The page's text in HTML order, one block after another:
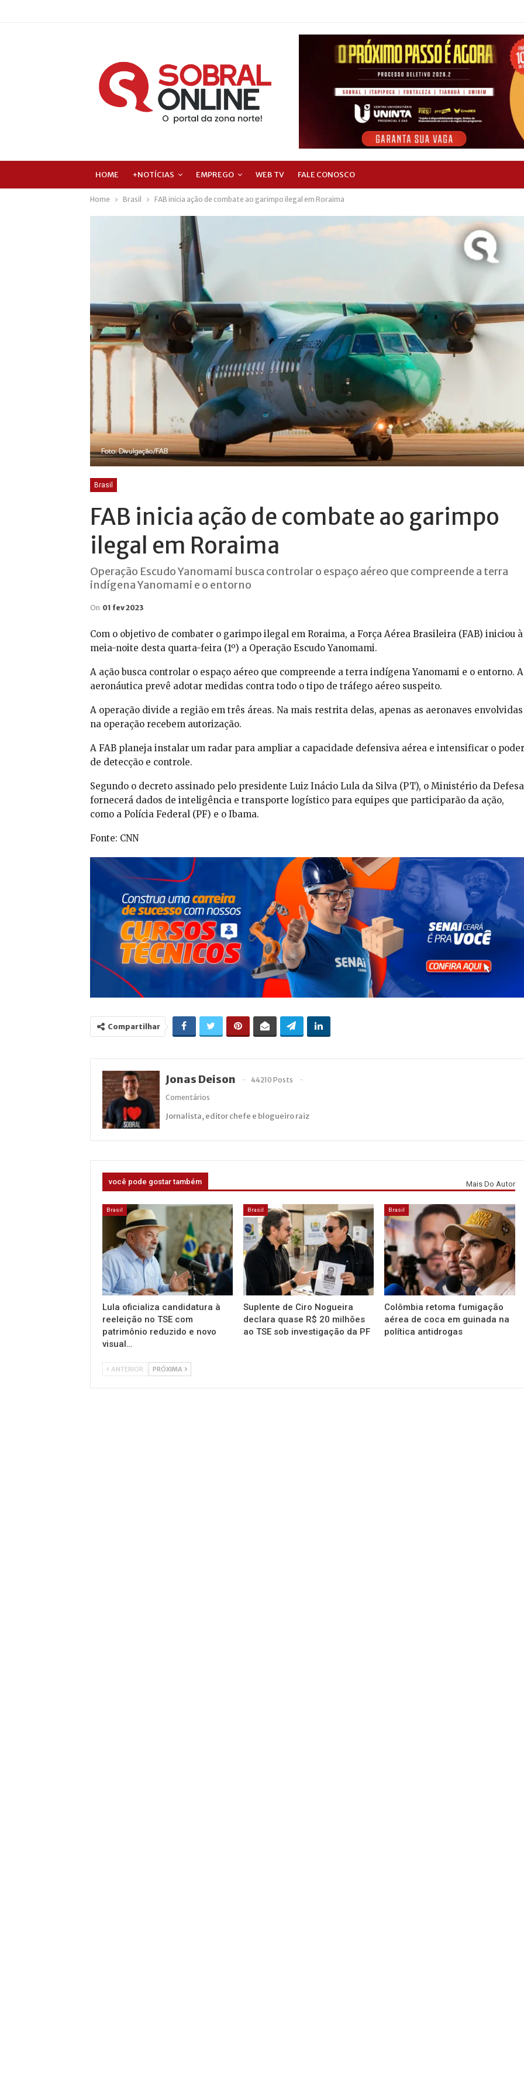
HOME +NOTÍCIAS EMPREGO WEB TV FALE CONOSCO
Home Brasil FAB inicia ação de combate ao garimpo ilegal em Roraima
Brasil
FAB inicia ação de combate ao garimpo
ilegal em Roraima
Operação Escudo Yanomami busca controlar o espaço aéreo que compreende a terra
indígena Yanomami e o entorno
On 01 fev 2023
Com o objetivo de combater o garimpo ilegal em Roraima, a Força Aérea Brasileira (FAB) iniciou à
meia-noite desta quarta-feira (1º) a Operação Escudo Yanomami.
A ação busca controlar o espaço aéreo que compreende a terra indígena Yanomami e o entorno. A
aeronáutica prevê adotar medidas contra todo o tipo de tráfego aéreo suspeito.
A operação divide a região em três áreas. Na mais restrita delas, apenas as aeronaves envolvidas
na operação recebem autorização.
A FAB planeja instalar um radar para ampliar a capacidade defensiva aérea e intensificar o poder
de detecção e controle.
Segundo o decreto assinado pelo presidente Luiz Inácio Lula da Silva (PT), o Ministério da Defesa
fornecerá dados de inteligência e transporte logístico para equipes que participarão da ação,
como a Polícia Federal (PF) e o Ibama.
Fonte: CNN
Compartilhar
Jonas Deison
44210 Posts
Comentários
Jornalista, editor chefe e blogueiro raiz
você pode gostar também Mais Do Autor
Brasil
Lula oficializa candidatura à
reeleição no TSE com
patrimônio reduzido e novo
visual…
Brasil
Suplente de Ciro Nogueira
declara quase R$ 20 milhões
ao TSE sob investigação da PF
Brasil
Colômbia retoma fumigação
aérea de coca em guinada na
política antidrogas
ANTERIOR PRÓXIMA